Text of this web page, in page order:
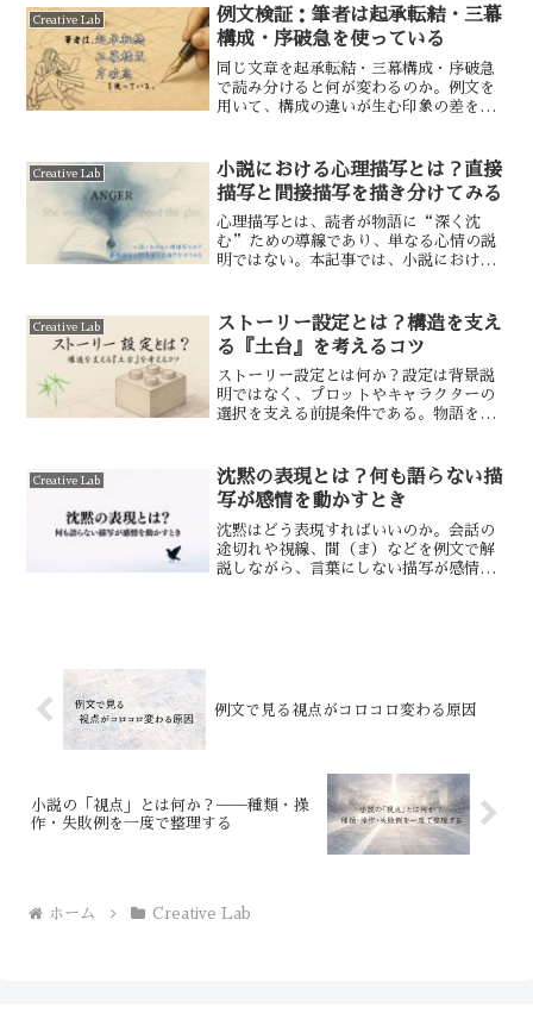
変更」の一般論と筆者なりの考えを整理
していきたい。
Creative Lab
例文検証：筆者は起承転結・三幕
構成・序破急を使っている
同じ文章を起承転結・三幕構成・序破急
で読み分けると何が変わるのか。例文を
用いて、構成の違いが生む印象の差を検
Creative Lab
小説における心理描写とは？直接
描写と間接描写を描き分けてみる
心理描写とは、読者が物語に“深く沈
む”ための導線であり、単なる心情の説
明ではない。本記事では、小説における
のように考えて、どのような書き方をし
ているかを紐解いていく。
Creative Lab
ストーリー設定とは？構造を支え
る『土台』を考えるコツ
ストーリー設定とは何か？設定は背景説
明ではなく、プロットやキャラクターの
選択を支える前提条件である。物語を破
Creative Lab
沈黙の表現とは？何も語らない描
写が感情を動かすとき
沈黙はどう表現すればいいのか。会話の
途切れや視線、間（ま）などを例文で解
説しながら、言葉にしない描写が感情を
例文で見る視点がコロコロ変わる原因
小説の「視点」とは何か？──種類・操
作・失敗例を一度で整理する
ホーム Creative Lab